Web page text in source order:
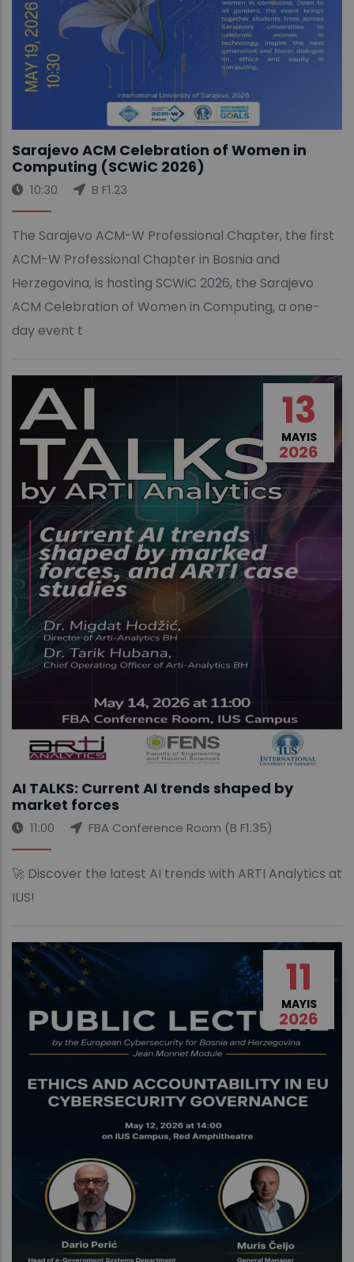
Sarajevo ACM Celebration of Women in
Computing (SCWiC 2026)
10:30 B F1.23
The Sarajevo ACM-W Professional Chapter, the first
ACM-W Professional Chapter in Bosnia and
Herzegovina, is hosting SCWiC 2026, the Sarajevo
ACM Celebration of Women in Computing, a one-
day event t
13
MAYIS
2026
AI TALKS: Current AI trends shaped by
market forces
11:00 FBA Conference Room (B F1.35)
🚀 Discover the latest AI trends with ARTI Analytics at
IUS!
11
MAYIS
2026